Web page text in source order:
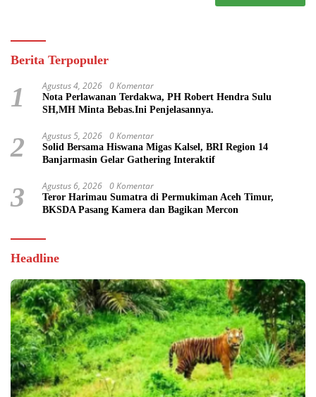
Berita Terpopuler
1 Agustus 4, 2026 0 Komentar
Nota Perlawanan Terdakwa, PH Robert Hendra Sulu
SH,MH Minta Bebas.Ini Penjelasannya.
2 Agustus 5, 2026 0 Komentar
Solid Bersama Hiswana Migas Kalsel, BRI Region 14
Banjarmasin Gelar Gathering Interaktif
3 Agustus 6, 2026 0 Komentar
Teror Harimau Sumatra di Permukiman Aceh Timur,
BKSDA Pasang Kamera dan Bagikan Mercon
Headline